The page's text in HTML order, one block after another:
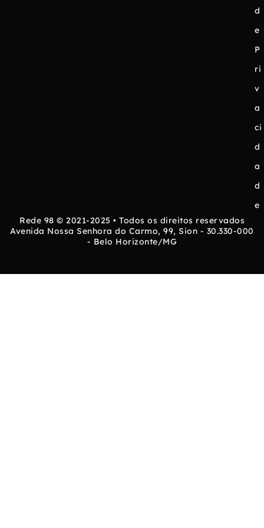
d
e
P
ri
v
a
ci
d
a
d
e
Rede 98 © 2021-2025 • Todos os direitos reservados
Avenida Nossa Senhora do Carmo, 99, Sion - 30.330-000
- Belo Horizonte/MG